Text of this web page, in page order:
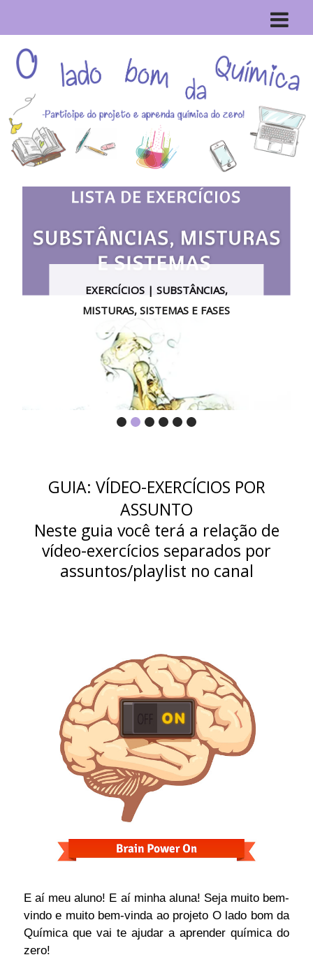
EXERCÍCIOS | SUBSTÂNCIAS,
MISTURAS, SISTEMAS E FASES
GUIA: VÍDEO-EXERCÍCIOS POR
ASSUNTO
Neste guia você terá a relação de
vídeo-exercícios separados por
assuntos/playlist no canal
E aí meu aluno! E aí minha aluna! Seja muito bem-
vindo e muito bem-vinda ao projeto O lado bom da
Química que vai te ajudar a aprender química do
zero!